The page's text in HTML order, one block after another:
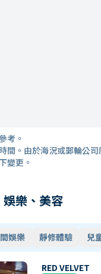
考。
間。由於海況或郵輪公
變更。
樂、美容
娛樂 靜修體驗 兒
RED VELVET